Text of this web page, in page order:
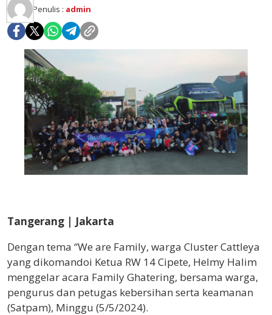
Penulis : admin
Tangerang | Jakarta
Dengan tema “We are Family, warga Cluster Cattleya
yang dikomandoi Ketua RW 14 Cipete, Helmy Halim
menggelar acara Family Ghatering, bersama warga,
pengurus dan petugas kebersihan serta keamanan
(Satpam), Minggu (5/5/2024).